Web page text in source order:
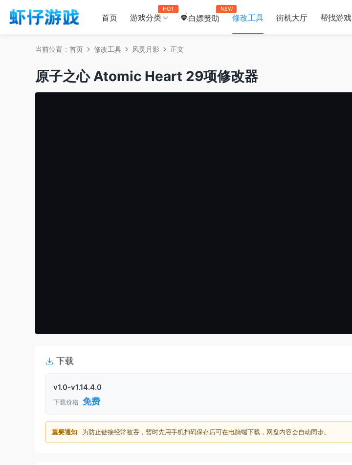
首页 游戏分类
HOT
白嫖赞助
NEW
修改工具 街机大厅 帮找游戏
当前位置： 首页 修改工具 风灵月影 正文
原子之心 Atomic Heart 29项修改器
下载
v1.0-v1.14.4.0
下载价格 免费
重要通知 为防止链接经常被吞，暂时先用手机扫码保存后可在电脑端下载，网盘内容会自动同步。